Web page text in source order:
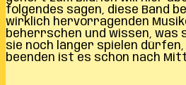
folgendes sagen, diese Band
wirklich hervorragenden
beherrschen und wissen, was
sie noch länger spielen
beenden ist es schon nach